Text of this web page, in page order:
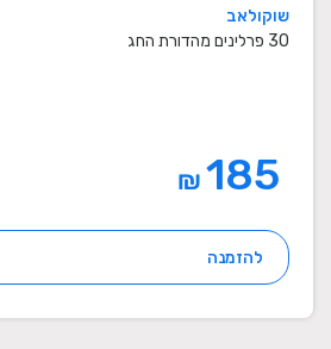
שוקולאב
30 פרלינים מהדורת החג
₪
להזמנה